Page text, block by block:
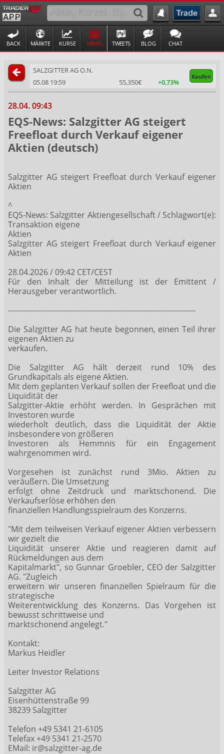
BACK MÄRKTE KURSE NEWS TWEETS BLOG CHAT
SALZGITTER AG O.N.
Kaufen
05.08 19:59 55,350€ +0,73%
28.04. 09:43
EQS-News: Salzgitter AG steigert
Freefloat durch Verkauf eigener
Aktien (deutsch)
Salzgitter AG steigert Freefloat durch Verkauf eigener
Aktien
^
EQS-News: Salzgitter Aktiengesellschaft / Schlagwort(e):
Transaktion eigene
Aktien
Salzgitter AG steigert Freefloat durch Verkauf eigener
Aktien
28.04.2026 / 09:42 CET/CEST
Für den Inhalt der Mitteilung ist der Emittent /
Herausgeber verantwortlich.
---------------------------------------------------------------------------
Die Salzgitter AG hat heute begonnen, einen Teil ihrer
eigenen Aktien zu
verkaufen.
Die Salzgitter AG hält derzeit rund 10% des
Grundkapitals als eigene Aktien.
Mit dem geplanten Verkauf sollen der Freefloat und die
Liquidität der
Salzgitter-Aktie erhöht werden. In Gesprächen mit
Investoren wurde
wiederholt deutlich, dass die Liquidität der Aktie
insbesondere von größeren
Investoren als Hemmnis für ein Engagement
wahrgenommen wird.
Vorgesehen ist zunächst rund 3Mio. Aktien zu
veräußern. Die Umsetzung
erfolgt ohne Zeitdruck und marktschonend. Die
Verkaufserlöse erhöhen den
finanziellen Handlungsspielraum des Konzerns.
"Mit dem teilweisen Verkauf eigener Aktien verbessern
wir gezielt die
Liquidität unserer Aktie und reagieren damit auf
Rückmeldungen aus dem
Kapitalmarkt", so Gunnar Groebler, CEO der Salzgitter
AG. "Zugleich
erweitern wir unseren finanziellen Spielraum für die
strategische
Weiterentwicklung des Konzerns. Das Vorgehen ist
bewusst schrittweise und
marktschonend angelegt."
Kontakt:
Markus Heidler
Leiter Investor Relations
Salzgitter AG
Eisenhüttenstraße 99
38239 Salzgitter
Telefon +49 5341 21-6105
Telefax +49 5341 21-2570
EMail: ir@salzgitter-ag.de